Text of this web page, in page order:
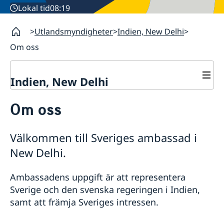
Lokal tid08:19
Utlandsmyndigheter Indien, New Delhi
Om oss
Indien, New Delhi
Om oss
GDPR
Vi är en resurs för svenska företag
Team Sweden
Svenska företag i Indien
Svenska företag i Bhutan, Maldiverna, Nepal och Sri
Lanka
Anmäl handelshinder
Aktuellt
Nyheter
Lediga tjänster
Sommarförstärkning
Om oss
Välkommen till Sveriges ambassad i
New Delhi.
Ambassadens uppgift är att representera
Sverige och den svenska regeringen i Indien,
samt att främja Sveriges intressen.